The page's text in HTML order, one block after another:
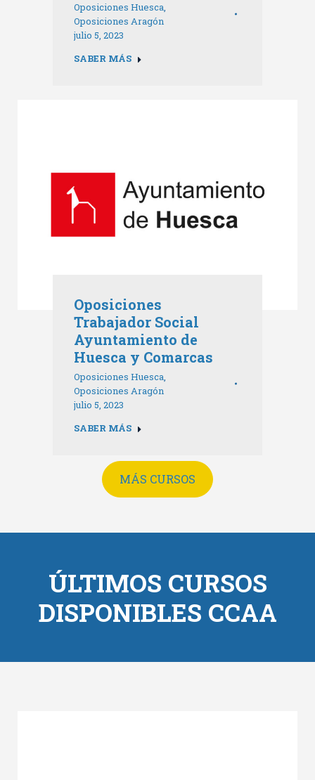
Oposiciones Huesca,
Oposiciones Aragón
julio 5, 2023
SABER MÁS
Oposiciones
Trabajador Social
Ayuntamiento de
Huesca y Comarcas
Oposiciones Huesca,
Oposiciones Aragón
julio 5, 2023
SABER MÁS
MÁS CURSOS
ÚLTIMOS CURSOS
DISPONIBLES CCAA